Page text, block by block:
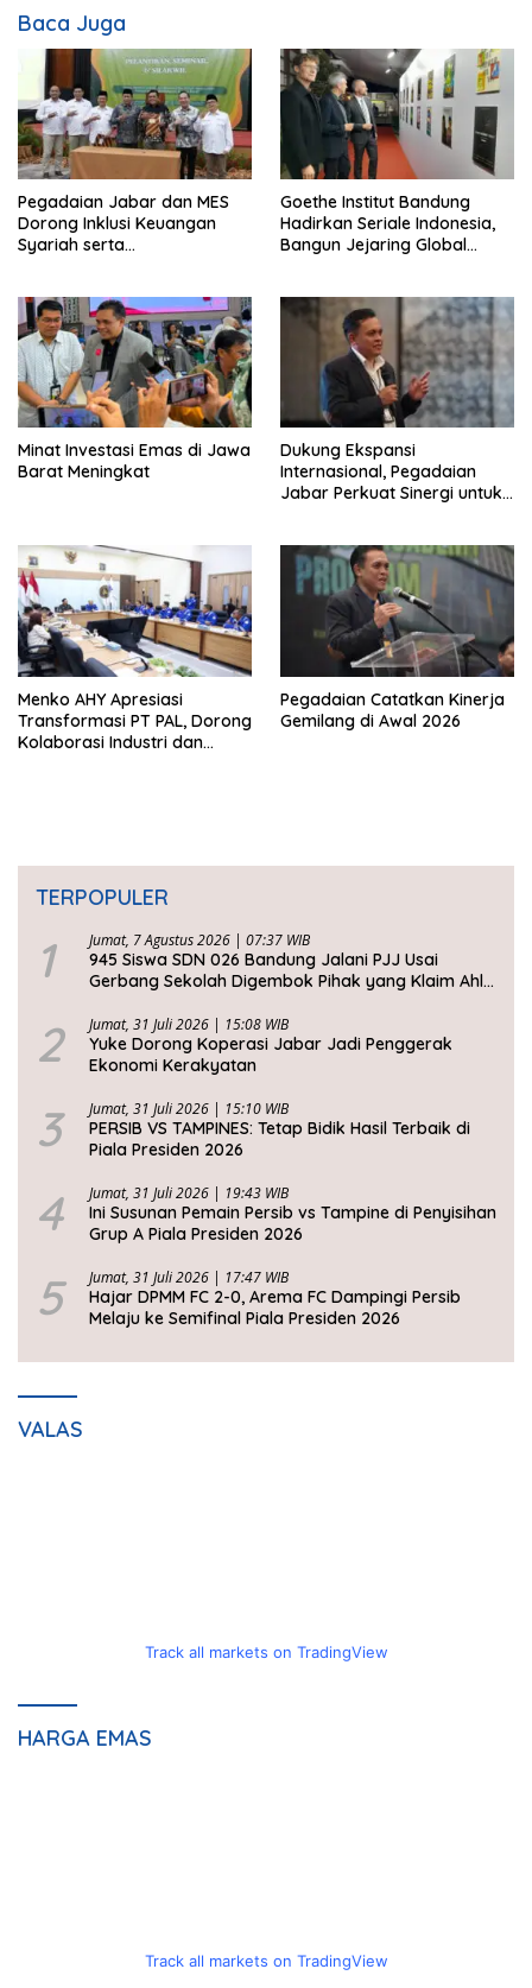
Baca Juga
Pegadaian Jabar dan MES
Dorong Inklusi Keuangan
Syariah serta
Goethe Institut Bandung
Hadirkan Seriale Indonesia,
Bangun Jejaring Global
Minat Investasi Emas di Jawa
Barat Meningkat
Dukung Ekspansi
Internasional, Pegadaian
Jabar Perkuat Sinergi untuk
Menko AHY Apresiasi
Transformasi PT PAL, Dorong
Kolaborasi Industri dan
Pegadaian Catatkan Kinerja
Gemilang di Awal 2026
TERPOPULER
1 Jumat, 7 Agustus 2026 | 07:37 WIB
945 Siswa SDN 026 Bandung Jalani PJJ Usai
Gerbang Sekolah Digembok Pihak yang Klaim Ahli
2 Jumat, 31 Juli 2026 | 15:08 WIB
Yuke Dorong Koperasi Jabar Jadi Penggerak
Ekonomi Kerakyatan
3 Jumat, 31 Juli 2026 | 15:10 WIB
PERSIB VS TAMPINES: Tetap Bidik Hasil Terbaik di
Piala Presiden 2026
4 Jumat, 31 Juli 2026 | 19:43 WIB
Ini Susunan Pemain Persib vs Tampine di Penyisihan
Grup A Piala Presiden 2026
5 Jumat, 31 Juli 2026 | 17:47 WIB
Hajar DPMM FC 2-0, Arema FC Dampingi Persib
Melaju ke Semifinal Piala Presiden 2026
VALAS
Track all markets on TradingView
HARGA EMAS
Track all markets on TradingView